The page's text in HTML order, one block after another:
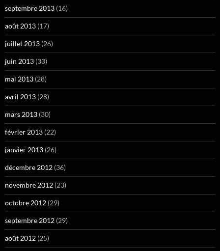
septembre 2013 (16)
août 2013 (17)
juillet 2013 (26)
juin 2013 (33)
mai 2013 (28)
avril 2013 (28)
mars 2013 (30)
février 2013 (22)
janvier 2013 (26)
décembre 2012 (36)
novembre 2012 (23)
octobre 2012 (29)
septembre 2012 (29)
août 2012 (25)